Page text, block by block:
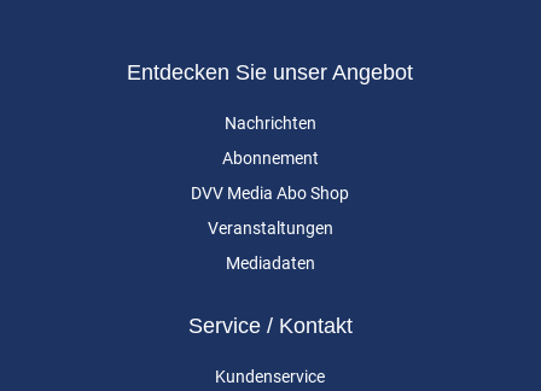
Entdecken Sie unser Angebot
Nachrichten
Abonnement
DVV Media Abo Shop
Veranstaltungen
Mediadaten
Service / Kontakt
Kundenservice